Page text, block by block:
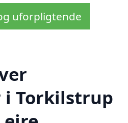
uforpligtende
i Torkilstrup